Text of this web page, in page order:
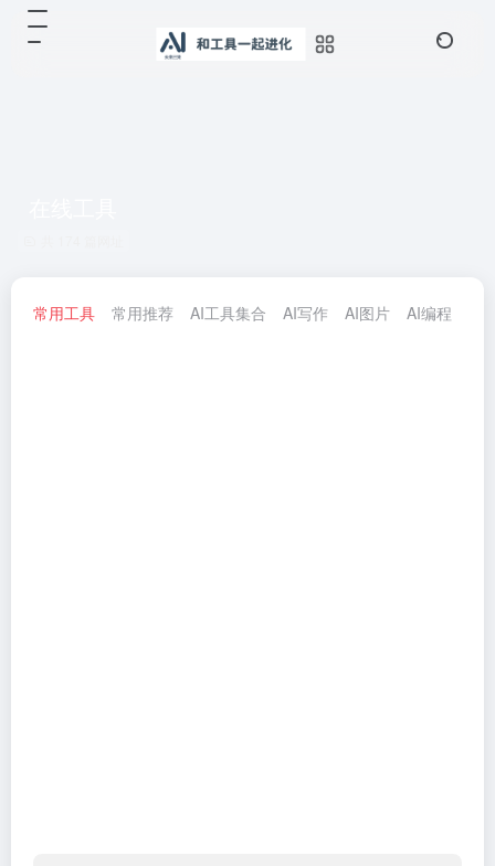
常用工具 常用推荐 AI工具集合 AI写作 AI图片 AI编程